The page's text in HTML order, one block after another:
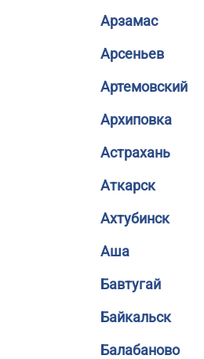
Арзамас
Арсеньев
Артемовский
Архиповка
Астрахань
Аткарск
Ахтубинск
Аша
Бавтугай
Байкальск
Балабаново